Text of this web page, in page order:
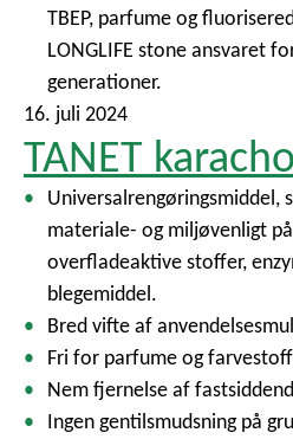
TBEP, parfume og
LONGLIFE stone ansvaret
generationer.
16. juli 2024
TANET
Universalrengøringsmiddel,
materiale- og miljøvenligt
overfladeaktive stoffer,
blegemiddel.
Bred vifte af
Fri for parfume og
Nem fjernelse af
Ingen gentilsmudsning på